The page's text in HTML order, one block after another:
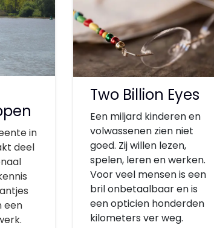
in
deel
een
Two Billion Eyes
Een miljard kinderen en
volwassenen zien niet
goed. Zij willen lezen,
spelen, leren en werken.
Voor veel mensen is een
bril onbetaalbaar en is
een opticien honderden
kilometers ver weg.